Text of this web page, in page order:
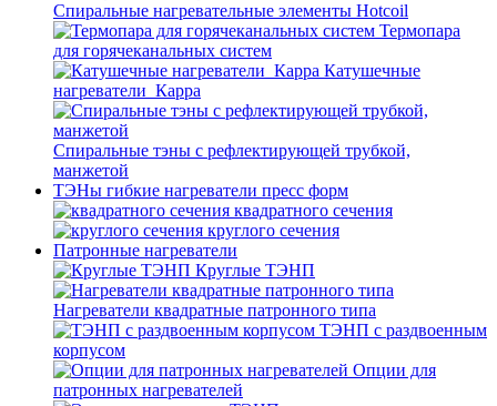
Спиральные нагревательные элементы Hotcoil
Термопара
для горячеканальных систем
Катушечные
нагреватели_Карра
Спиральные тэны с рефлектирующей трубкой,
манжетой
ТЭНы гибкие нагреватели пресс форм
квадратного сечения
круглого сечения
Патронные нагреватели
Круглые ТЭНП
Нагреватели квадратные патронного типа
ТЭНП с раздвоенным
корпусом
Опции для
патронных нагревателей